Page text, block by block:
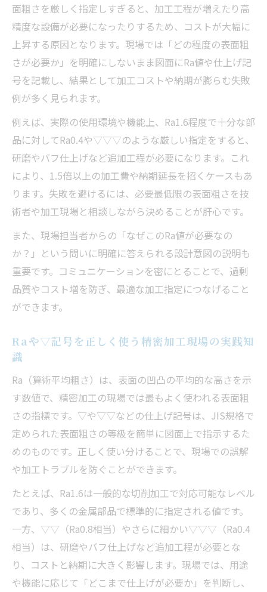
面粗さを厳しく指定しすぎると、加工工程が増えたり高
精度な設備が必要になったりするため、コストが大幅に
上昇する原因となります。現場では「どの程度の表面粗
さが必要か」を明確にしないまま図面にRa値や仕上げ記
号を記載し、結果として加工コストや納期が膨らむ失敗
例が多く見られます。
例えば、実際の使用環境や機能上、Ra1.6程度で十分な部
品に対してRa0.4や▽▽▽のような厳しい指定をすると、
研磨やバフ仕上げなど追加工程が必要になります。これ
により、1.5倍以上の加工費や納期延長を招くケースもあ
ります。失敗を避けるには、必要最低限の表面粗さを技
術者や加工現場と相談しながら決めることが肝心です。
また、現場担当者からの「なぜこのRa値が必要なの
か？」という問いに明確に答えられる設計意図の説明も
重要です。コミュニケーションを密にとることで、過剰
品質やコスト増を防ぎ、最適な加工指定につなげること
ができます。
Raや▽記号を正しく使う精密加工現場の実践知
識
Ra（算術平均粗さ）は、表面の凹凸の平均的な高さを示
す数値で、精密加工の現場では最もよく使われる表面粗
さの指標です。▽や▽▽などの仕上げ記号は、JIS規格で
定められた表面粗さの等級を簡単に図面上で指示するた
めのものです。正しく使い分けることで、現場での誤解
や加工トラブルを防ぐことができます。
たとえば、Ra1.6は一般的な切削加工で対応可能なレベル
であり、多くの金属部品で標準的に指定される値です。
一方、▽▽（Ra0.8相当）やさらに細かい▽▽▽（Ra0.4
相当）は、研磨やバフ仕上げなど追加工程が必要とな
り、コストと納期に大きく影響します。現場では、用途
や機能に応じて「どこまで仕上げが必要か」を判断し、